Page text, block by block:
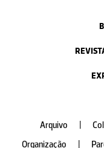
Arquivo
Organização